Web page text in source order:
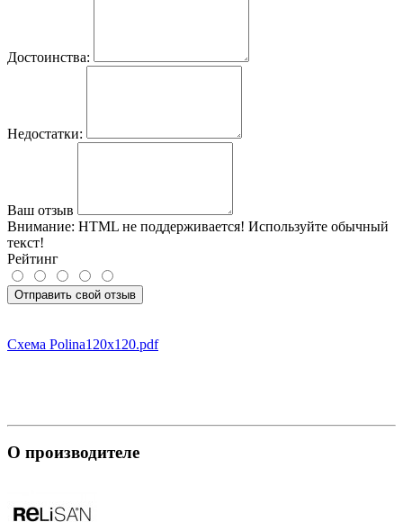
Достоинства:
Недостатки:
Ваш отзыв
Внимание: HTML не поддерживается! Используйте обычный
текст!
Рейтинг
Отправить свой отзыв
Схема Polina120x120.pdf
О производителе